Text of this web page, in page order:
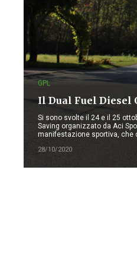
GPL
Il Dual Fuel Diesel
Si sono svolte il 24 e il 25
Saving organizzato da Aci
manifestazione sportiva, che
28/10/2020